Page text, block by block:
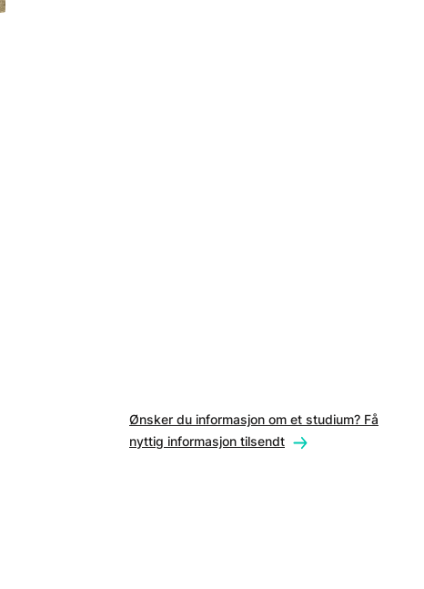
Ønsker du informasjon om et studium? Få
nyttig informasjon tilsendt